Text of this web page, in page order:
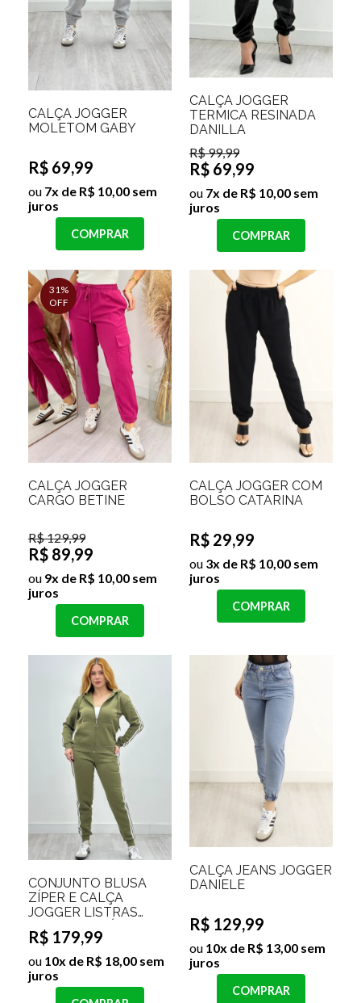
CALÇA JOGGER
MOLETOM GABY
R$ 69,99
ou 7x de R$ 10,00 sem
juros
COMPRAR
CALÇA JOGGER
TERMICA RESINADA
DANILLA
R$ 99,99
R$ 69,99
ou 7x de R$ 10,00 sem
juros
COMPRAR
31%
OFF
CALÇA JOGGER
CARGO BETINE
R$ 129,99
R$ 89,99
ou 9x de R$ 10,00 sem
juros
COMPRAR
CALÇA JOGGER COM
BOLSO CATARINA
R$ 29,99
ou 3x de R$ 10,00 sem
juros
COMPRAR
CONJUNTO BLUSA
ZÍPER E CALÇA
JOGGER LISTRAS
LATERAIS TAÍSE
R$ 179,99
ou 10x de R$ 18,00 sem
juros
CALÇA JEANS JOGGER
DANIELE
R$ 129,99
ou 10x de R$ 13,00 sem
juros
COMPRAR